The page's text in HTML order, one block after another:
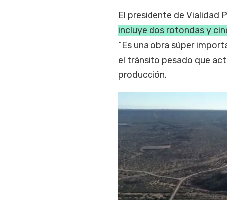
El presidente de Vialidad
incluye dos rotondas y
“Es una obra súper
el tránsito pesado que
producción.